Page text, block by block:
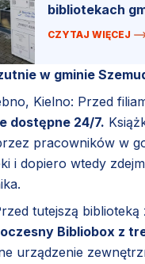
bibliotekach
Szemud.
CZYTAJ WIĘCEJ
w gminie
Kielno: Przed
dostępne 24/7.
pracowników w
i dopiero wtedy
tutejszą
Bibliobox z
urządzenie